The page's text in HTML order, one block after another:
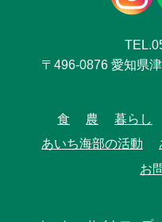
〒496-0876 愛知県
食 農 暮らし
あいち海部の活動
お